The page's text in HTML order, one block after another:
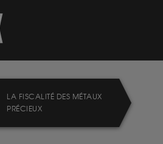
LA FISCALITÉ DES MÉTAUX
PRÉCIEUX